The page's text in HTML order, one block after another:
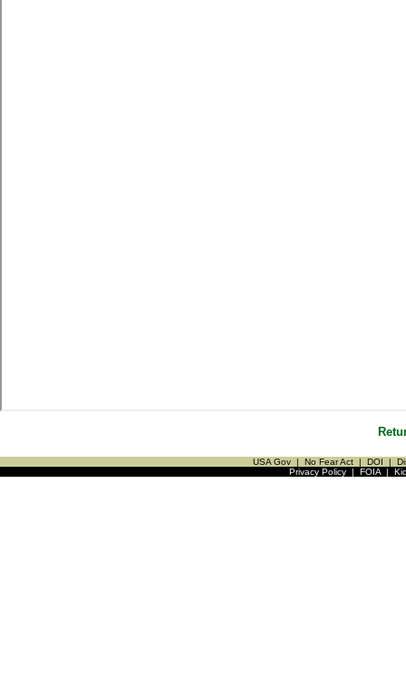
USA Gov | No Fear Act | DOI |
Privacy Policy| FOIA|